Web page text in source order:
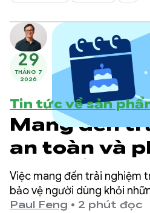
29
THÁNG 7
2026
Tin tức về sản
Mang đến
an toàn và
lứa tuổi trên
Play
Việc mang đến trải nghiệm
bảo vệ người dùng khỏi
ưu tiên hàng đầu tại Google
Paul Feng • 2 phút đọc